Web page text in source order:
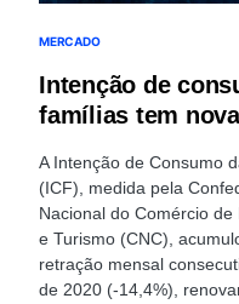
MERCADO
Intenção de
famílias tem
A Intenção de Consumo
(ICF), medida pela
Nacional do Comércio de
e Turismo (CNC),
retração mensal
de 2020 (-14,4%),